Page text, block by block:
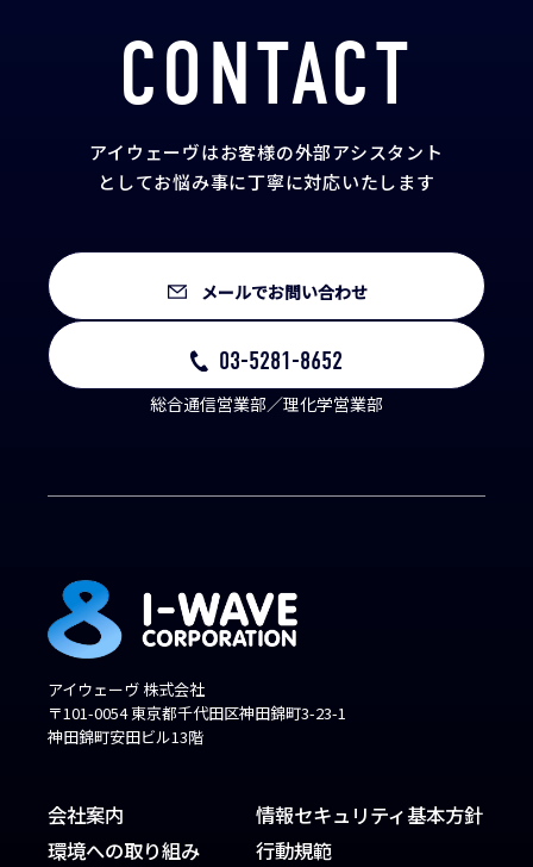
CONTACT
アイウェーヴはお客様の外部アシスタント
としてお悩み事に丁寧に対応いたします
メールでお問い合わせ
03-5281-8652
総合通信営業部／理化学営業部
アイウェーヴ 株式会社
〒101-0054 東京都千代田区神田錦町3-23-1
神田錦町安田ビル13階
会社案内
環境への取り組み
情報セキュリティ基本方針
行動規範